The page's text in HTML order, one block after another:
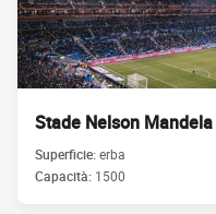
Stade Nelson
Superficie:erba
Capacità: 1500